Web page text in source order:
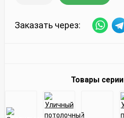
Заказать через:
Товары серии